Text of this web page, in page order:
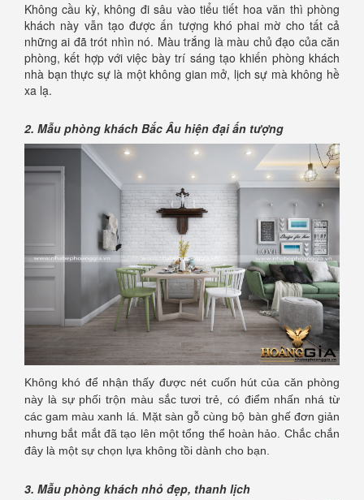
Không cầu kỳ, không đi sâu vào tiểu tiết hoa văn thì phòng
khách này vẫn tạo được ấn tượng khó phai mờ cho tất cả
những ai đã trót nhìn nó. Màu trắng là màu chủ đạo của căn
phòng, kết hợp với việc bày trí sáng tạo khiến phòng khách
nhà bạn thực sự là một không gian mở, lịch sự mà không hề
xa lạ.
2. Mẫu phòng khách Bắc Âu hiện đại ấn tượng
Không khó để nhận thấy được nét cuốn hút của căn phòng
này là sự phối trộn màu sắc tươi trẻ, có điểm nhấn nhá từ
các gam màu xanh lá. Mặt sàn gỗ cùng bộ bàn ghế đơn giản
nhưng bắt mắt đã tạo lên một tổng thể hoàn hảo. Chắc chắn
đây là một sự chọn lựa không tồi dành cho bạn.
3. Mẫu phòng khách nhỏ đẹp, thanh lịch